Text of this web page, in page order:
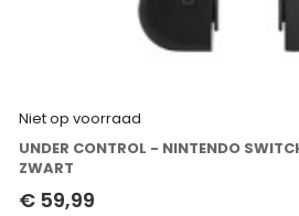
Niet op voorraad
UNDER CONTROL - NINTENDO
ZWART
€ 59,99